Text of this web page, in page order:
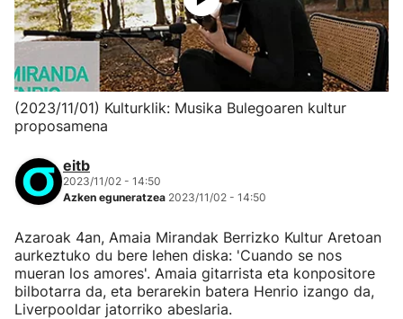
(2023/11/01) Kulturklik: Musika Bulegoaren kultur
proposamena
eitb
2023/11/02 - 14:50
Azken eguneratzea 2023/11/02 - 14:50
Azaroak 4an, Amaia Mirandak Berrizko Kultur Aretoan
aurkeztuko du bere lehen diska: 'Cuando se nos
mueran los amores'. Amaia gitarrista eta konpositore
bilbotarra da, eta berarekin batera Henrio izango da,
Liverpooldar jatorriko abeslaria.